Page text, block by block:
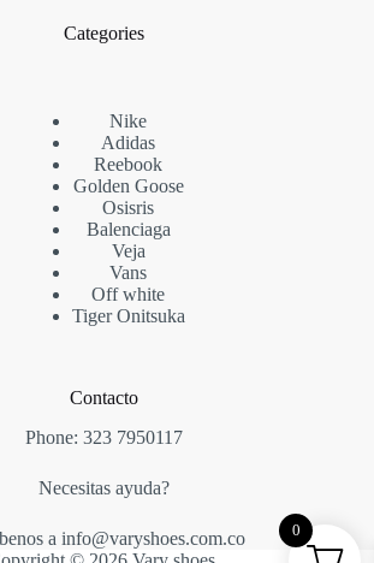
Categories
Nike
Adidas
Reebook
Golden Goose
Osisris
Balenciaga
Veja
Vans
Off white
Tiger Onitsuka
Contacto
Phone:323 7950117
Necesitas ayuda?
a info@varyshoes.com.co
0